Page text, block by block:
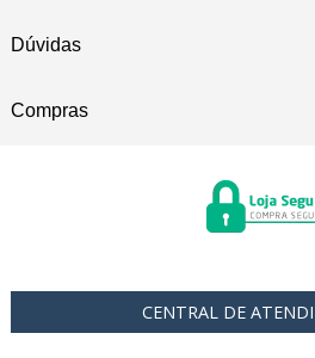
Dúvidas
Compras
CENTRAL DE